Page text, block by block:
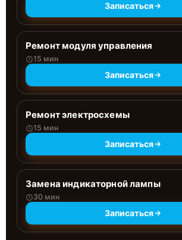
Записаться
Ремонт модуля управления
15 мин
Записаться
Ремонт электросхемы
15 мин
Записаться
Замена индикаторной лампы
30 мин
Записаться